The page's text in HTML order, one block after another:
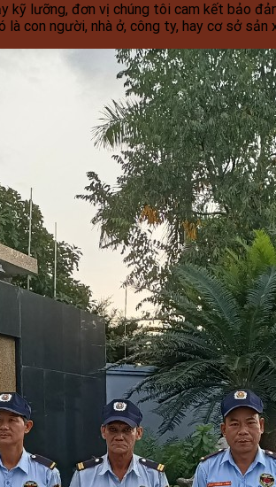
lưỡng, đơn vị chúng tôi cam kết bảo
con người, nhà ở, công ty, hay cơ sở sản